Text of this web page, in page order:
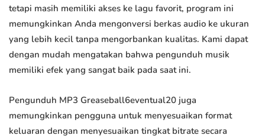
tetapi masih memiliki akses ke lagu favorit, program ini
memungkinkan Anda mengonversi berkas audio ke ukuran
yang lebih kecil tanpa mengorbankan kualitas. Kami dapat
dengan mudah mengatakan bahwa pengunduh musik
memiliki efek yang sangat baik pada saat ini.
Pengunduh MP3 Greaseball6eventual20 juga
memungkinkan pengguna untuk menyesuaikan format
keluaran dengan menyesuaikan tingkat bitrate secara